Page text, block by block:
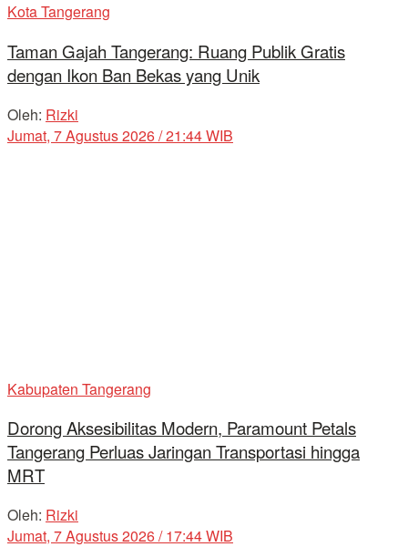
Kota Tangerang
Taman Gajah Tangerang: Ruang Publik Gratis
dengan Ikon Ban Bekas yang Unik
Oleh: Rizki
Jumat, 7 Agustus 2026 / 21:44 WIB
Kabupaten Tangerang
Dorong Aksesibilitas Modern, Paramount Petals
Tangerang Perluas Jaringan Transportasi hingga
MRT
Oleh: Rizki
Jumat, 7 Agustus 2026 / 17:44 WIB